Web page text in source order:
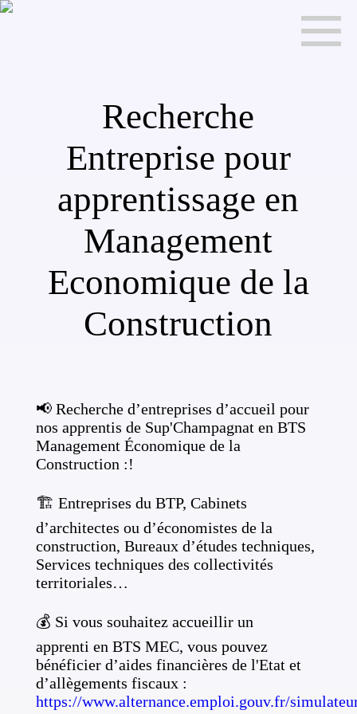
Recherche
Entreprise pour
apprentissage en
Management
Economique de la
Construction
📢 Recherche d’entreprises d’accueil pour
nos apprentis de Sup'Champagnat en BTS
Management Économique de la
Construction :!
🏗 Entreprises du BTP, Cabinets
d’architectes ou d’économistes de la
construction, Bureaux d’études techniques,
Services techniques des collectivités
territoriales…
💰 Si vous souhaitez accueillir un
apprenti en BTS MEC, vous pouvez
bénéficier d’aides financières de l'Etat et
d’allègements fiscaux :
https://www.alternance.emploi.gouv.fr/